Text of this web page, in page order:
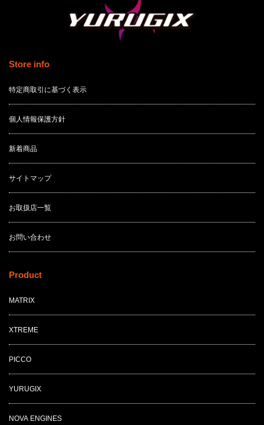
Store info
特定商取引に基づく表示
個人情報保護方針
新着商品
サイトマップ
お取扱店一覧
お問い合わせ
Product
MATRIX
XTREME
PICCO
YURUGIX
NOVA ENGINES